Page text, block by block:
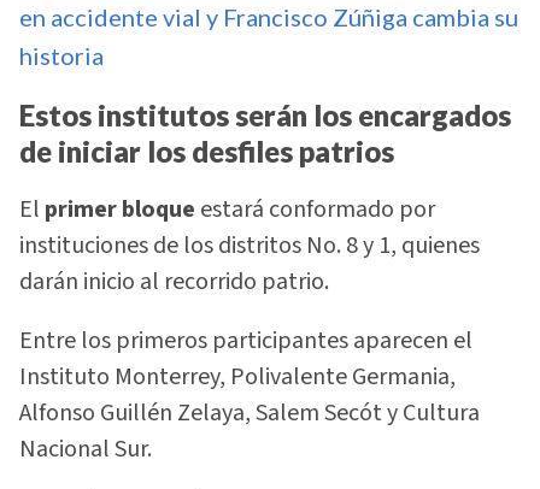
en accidente vial y Francisco Zúñiga cambia su
historia
Estos institutos serán los encargados
de iniciar los desfiles patrios
El primer bloque estará conformado por
instituciones de los distritos No. 8 y 1, quienes
darán inicio al recorrido patrio.
Entre los primeros participantes aparecen el
Instituto Monterrey, Polivalente Germania,
Alfonso Guillén Zelaya, Salem Secót y Cultura
Nacional Sur.